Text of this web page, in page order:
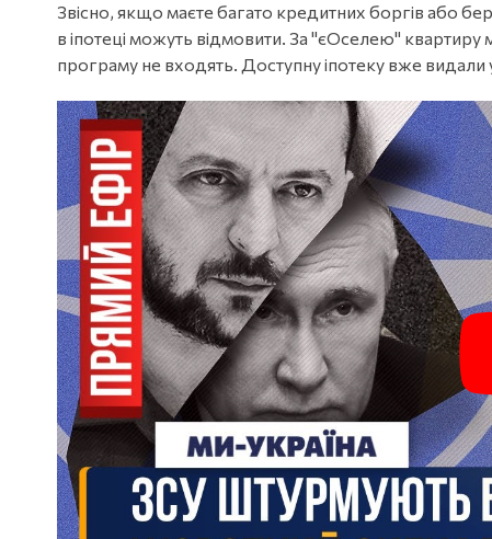
Звісно, якщо маєте багато кредитних боргів або
в іпотеці можуть відмовити. За "єОселею"
програму не входять. Доступну іпотеку вже видали